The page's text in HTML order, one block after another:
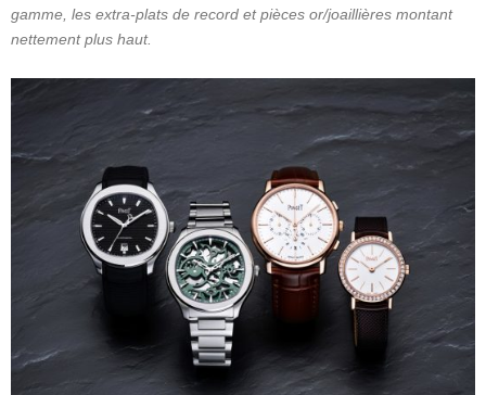
gamme, les extra-plats de record et pièces or/joaillières montant
nettement plus haut.